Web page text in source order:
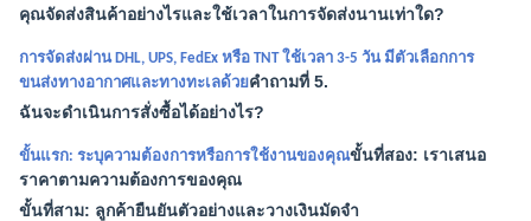
คุณจัดส่งสินค้าอย่างไรและใช้เวลาในการจัดส่งนานเท่าใด?
การจัดส่งผ่าน DHL, UPS, FedEx หรือ TNT ใช้เวลา 3-5 วัน มีตัวเลือกการ
ขนส่งทางอากาศและทางทะเลด้วยคำถามที่ 5.
ฉันจะดำเนินการสั่งซื้อได้อย่างไร?
ขั้นแรก: ระบุความต้องการหรือการใช้งานของคุณขั้นที่สอง: เราเสนอ
ราคาตามความต้องการของคุณ
ขั้นที่สาม: ลูกค้ายืนยันตัวอย่างและวางเงินมัดจำ